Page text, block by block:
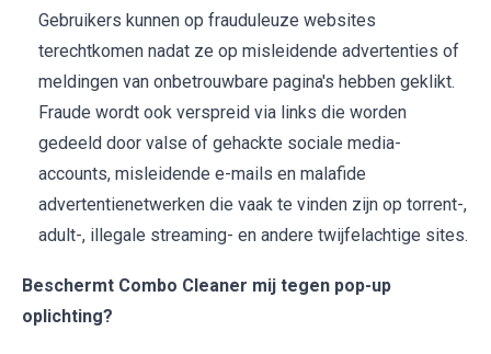
Gebruikers kunnen op frauduleuze websites
terechtkomen nadat ze op misleidende advertenties of
meldingen van onbetrouwbare pagina's hebben geklikt.
Fraude wordt ook verspreid via links die worden
gedeeld door valse of gehackte sociale media-
accounts, misleidende e-mails en malafide
advertentienetwerken die vaak te vinden zijn op torrent-,
adult-, illegale streaming- en andere twijfelachtige sites.
Beschermt Combo Cleaner mij tegen pop-up
oplichting?